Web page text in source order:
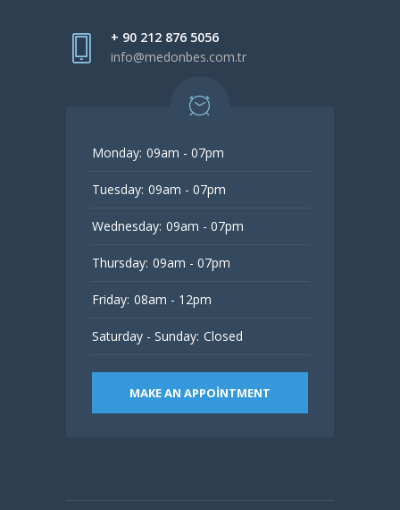
+ 90 212 876 5056
info@medonbes.com.tr
Monday: 09am - 07pm
Tuesday: 09am - 07pm
Wednesday: 09am - 07pm
Thursday: 09am - 07pm
Friday: 08am - 12pm
Saturday - Sunday: Closed
MAKE AN APPOINTMENT